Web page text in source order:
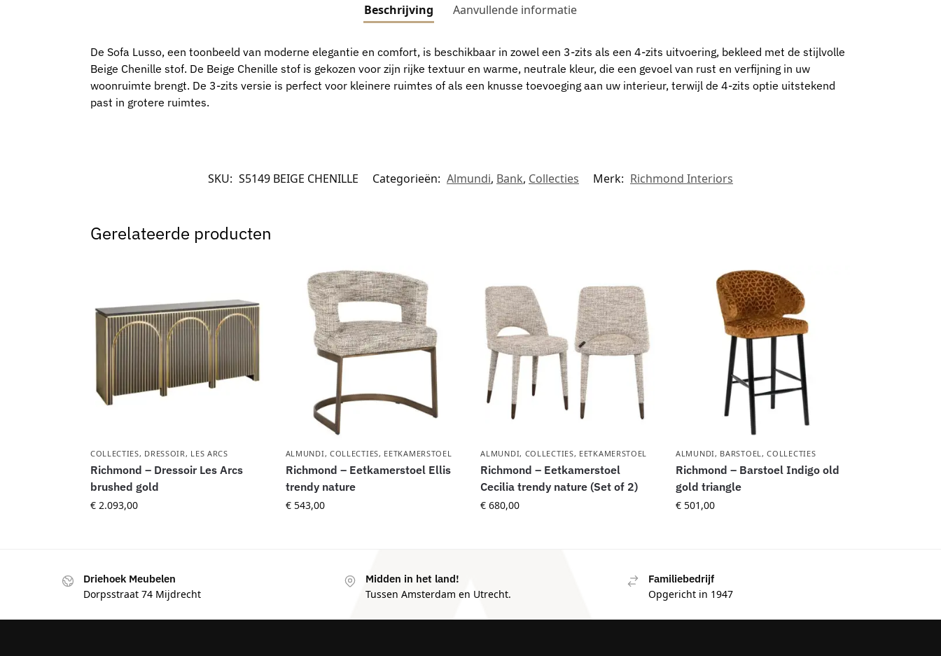
Beschrijving Aanvullende informatie
De Sofa Lusso, een toonbeeld van moderne elegantie en comfort, is beschikbaar in zowel een 3-zits als een 4-zits uitvoering, bekleed met de stijlvolle
Beige Chenille stof. De Beige Chenille stof is gekozen voor zijn rijke textuur en warme, neutrale kleur, die een gevoel van rust en verfijning in uw
woonruimte brengt. De 3-zits versie is perfect voor kleinere ruimtes of als een knusse toevoeging aan uw interieur, terwijl de 4-zits optie uitstekend
past in grotere ruimtes.
SKU: S5149 BEIGE CHENILLE Categorieën: Almundi, Bank, Collecties Merk: Richmond Interiors
Gerelateerde producten
COLLECTIES, DRESSOIR , LES ARCS
Richmond – Dressoir Les Arcs
brushed gold
€2.093,00
ALMUNDI, COLLECTIES, EETKAMERSTOEL
Richmond – Eetkamerstoel Ellis
trendy nature
€543,00
ALMUNDI, COLLECTIES, EETKAMERSTOEL
Richmond – Eetkamerstoel
Cecilia trendy nature (Set of 2)
€ 680,00
ALMUNDI, BARSTOEL ,COLLECTIES
Richmond – Barstoel Indigo old
gold triangle
€ 501,00
Driehoek Meubelen
Dorpsstraat 74 Mijdrecht
Midden in het land!
Tussen Amsterdam en Utrecht.
Familiebedrijf
Opgericht in 1947